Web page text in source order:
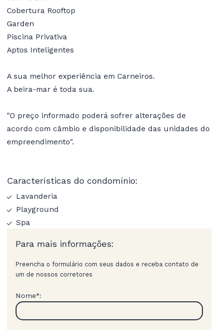
Cobertura Rooftop
Garden
Piscina Privativa
Aptos Inteligentes
A sua melhor experiência em Carneiros.
A beira-mar é toda sua.
"O preço informado poderá sofrer alterações de
acordo com câmbio e disponibilidade das unidades do
empreendimento".
Características do condomínio:
Lavanderia
Playground
Spa
Para mais informações:
Preencha o formulário com seus dados e receba contato de
um de nossos corretores
Nome*: